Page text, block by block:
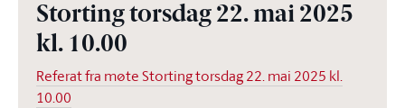
Storting torsdag 22. mai 2025
kl. 10.00
Referat fra møte Storting torsdag 22. mai 2025 kl.
10.00